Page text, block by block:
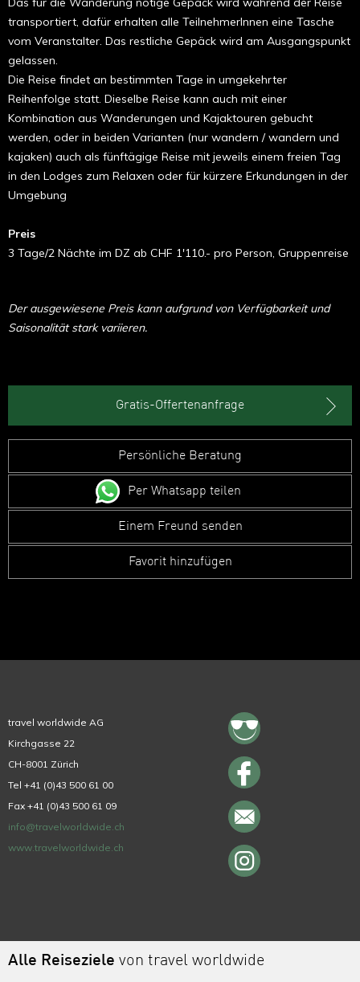
transportiert, dafür erhalten alle TeilnehmerInnen eine Tasche
vom Veranstalter. Das restliche Gepäck wird am Ausgangspunkt
gelassen.
Die Reise findet an bestimmten Tage in umgekehrter
Reihenfolge statt. Dieselbe Reise kann auch mit einer
Kombination aus Wanderungen und Kajaktouren gebucht
werden, oder in beiden Varianten (nur wandern / wandern und
kajaken) auch als fünftägige Reise mit jeweils einem freien Tag
in den Lodges zum Relaxen oder für kürzere Erkundungen in der
Umgebung
Preis
3 Tage/2 Nächte im DZ ab CHF 1'110.- pro Person, Gruppenreise
Der ausgewiesene Preis kann aufgrund von Verfügbarkeit und
Saisonalität stark variieren.
Gratis-Offertenanfrage
Persönliche Beratung
Per Whatsapp teilen
Einem Freund senden
Favorit hinzufügen
travel worldwide AG
Kirchgasse 22
CH-8001 Zürich
Tel +41 (0)43 500 61 00
Fax +41 (0)43 500 61 09
info@travelworldwide.ch
www.travelworldwide.ch
Alle Reiseziele von travel worldwide